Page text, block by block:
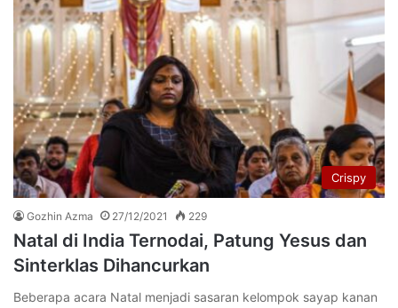
Crispy
Gozhin Azma 27/12/2021 229
Natal di India Ternodai, Patung Yesus dan
Sinterklas Dihancurkan
Beberapa acara Natal menjadi sasaran kelompok sayap kanan